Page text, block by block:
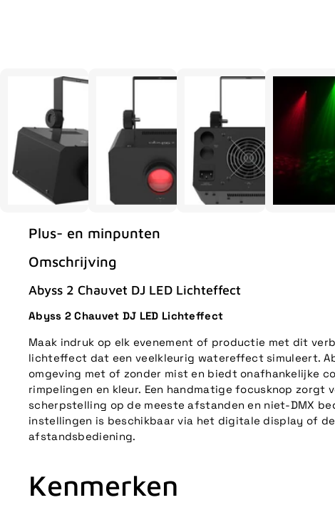
Plus- en minpunten
Omschrijving
Abyss 2 Chauvet DJ LED Lichteffect
Abyss 2 Chauvet DJ LED Lichteffect
Maak indruk op elk evenement of productie met dit
lichteffect dat een veelkleurig watereffect simuleert.
omgeving met of zonder mist en biedt onafhankelijke
rimpelingen en kleur. Een handmatige focusknop zorgt
scherpstelling op de meeste afstanden en niet-DMX
instellingen is beschikbaar via het digitale display of
afstandsbediening.
Kenmerken